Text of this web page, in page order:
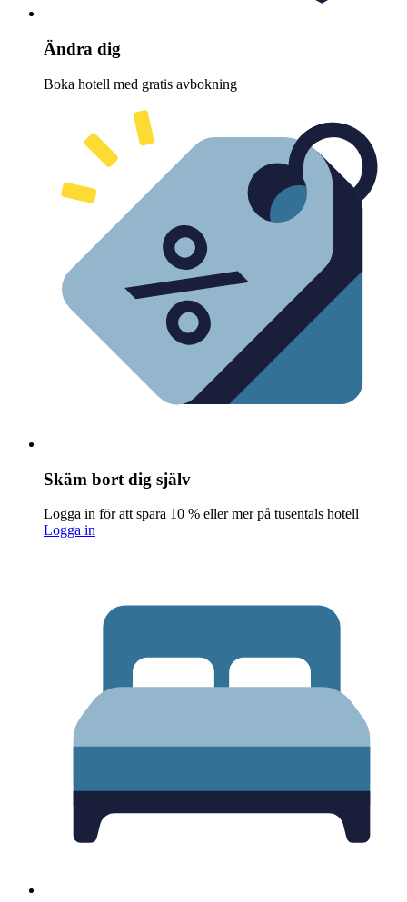
Ändra dig
Boka hotell med gratis avbokning
Skäm bort dig själv
Logga in för att spara 10 % eller mer på tusentals hotell
Logga in